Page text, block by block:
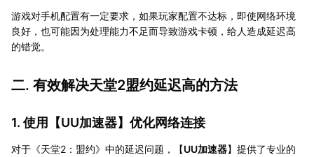
游戏对手机配置有一定要求，如果玩家配置不达标，即使网络环境
良好，也可能因为处理能力不足而导致游戏卡顿，给人造成延迟高
的错觉。
二. 有效解决天堂2盟约延迟高的方法
1. 使用【UU加速器】优化网络连接
对于《天堂2：盟约》中的延迟问题，【UU加速器】提供了专业的